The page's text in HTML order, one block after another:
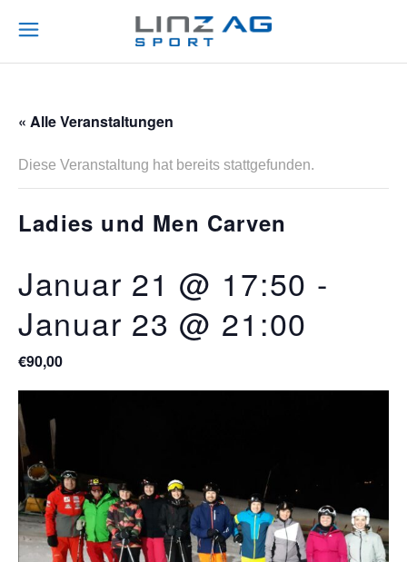
« Alle Veranstaltungen
Diese Veranstaltung hat bereits stattgefunden.
Ladies und Men Carven
Januar 21 @ 17:50 -
Januar 23 @ 21:00
€90,00